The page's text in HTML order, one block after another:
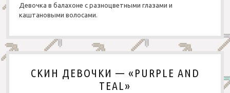
Девочка в балахоне с разноцветными глазами и
каштановыми волосами.
СКИН ДЕВОЧКИ — «PURPLE AND
TEAL»